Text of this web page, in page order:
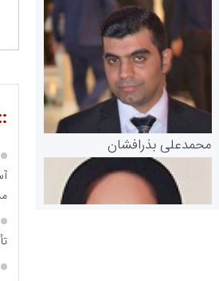
محمدعلی بذرافشان